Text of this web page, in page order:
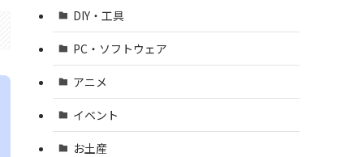
DIY・工具
PC・ソフトウェア
アニメ
イベント
お土産